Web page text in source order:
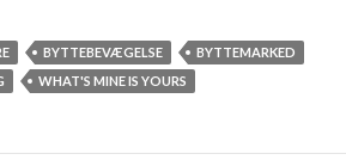
BYTTEBEVÆGELSE
BYTTEMARKED
WHAT'S MINE IS YOURS